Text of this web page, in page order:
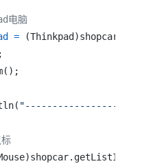
电脑
=
"-------------------"